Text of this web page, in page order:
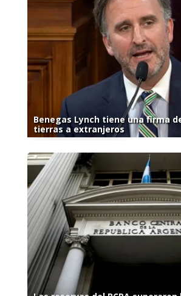
Benegas Lynch tiene una firma
tierras a extranjeros